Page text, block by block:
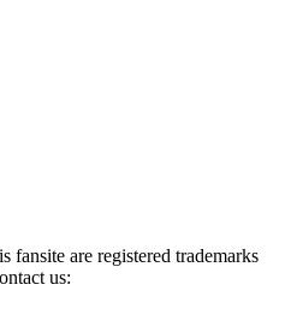
fansite are registered trademarks
us: